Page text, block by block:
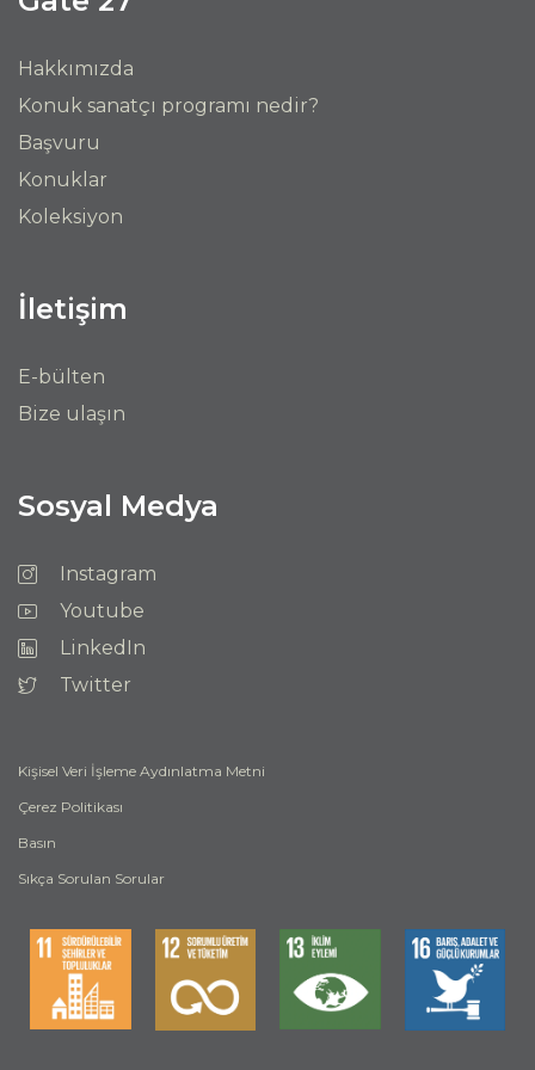
Hakkımızda
Konuk sanatçı programı nedir?
Başvuru
Konuklar
Koleksiyon
İletişim
E-bülten
Bize ulaşın
Sosyal Medya
Instagram
Youtube
LinkedIn
Twitter
Kişisel Veri İşleme Aydınlatma Metni
Çerez Politikası
Basın
Sıkça Sorulan Sorular